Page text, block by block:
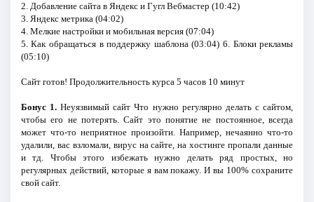
2. Добавление сайта в Яндекс и Гугл Вебмастер (10:42)
3. Яндекс метрика (04:02)
4. Мелкие настройки и мобильная версия (07:04)
5. Как обращаться в поддержку шаблона (03:04) 6. Блоки рекламы
(05:10)
Сайт готов! Продолжительность курса 5 часов 10 минут
Бонус 1.Неуязвимый сайт Что нужно регулярно делать с сайтом,
чтобы его не потерять. Сайт это понятие не постоянное, всегда
может что-то неприятное произойти. Например, нечаянно что-то
удалили, вас взломали, вирус на сайте, на хостинге пропали данные
и тд. Чтобы этого избежать нужно делать ряд простых, но
регулярных действий, которые я вам покажу. И вы 100% сохраните
свой сайт.